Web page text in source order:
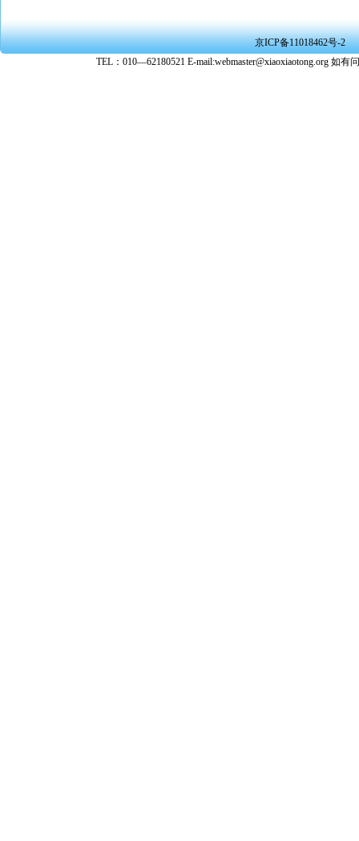
京ICP备11018462号-2
TEL：010—62180521 E-mail:webmaster@xiaoxiaotong.org 如